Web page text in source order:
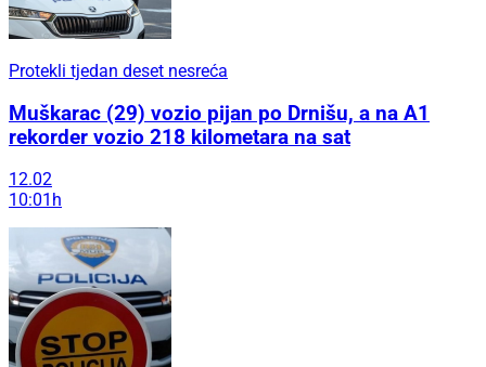
Protekli tjedan deset nesreća
Muškarac (29) vozio pijan po Drnišu, a na A1
rekorder vozio 218 kilometara na sat
12.02
10:01h